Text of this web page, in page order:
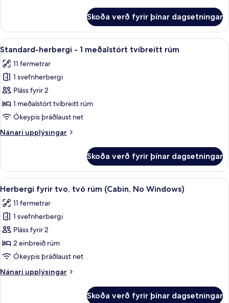
(Four)
Skoða verð fyrir þínar dagsetningar
Skoða
allar
myndir
fyrir
Standard-
herbergi
-
meðalstórt
Skrifborð, straujárn/strauborð,
5
Standard-herbergi - 1 meðalstórt tvíbreitt rúm
11 fermetrar
1 svefnherbergi
Pláss fyrir 2
1 meðalstórt tvíbreitt rúm
Ókeypis þráðlaust net
Nánari upplýsingar
Nánari
herbergi
1
meðalstórt
tvíbreitt
rúm
Skoða verð fyrir þínar dagsetningar
Skoða
allar
myndir
fyrir
Herbergi
fyrir
tvo,
rúm
Herbergi fyrir tvo, tvö rúm (Cabin,
5
Herbergi fyrir tvo, tvö rúm (Cabin, No Windows)
11 fermetrar
1 svefnherbergi
Pláss fyrir 2
2 einbreið rúm
Ókeypis þráðlaust net
Nánari upplýsingar
Nánari
Skoða verð fyrir þínar dagsetningar